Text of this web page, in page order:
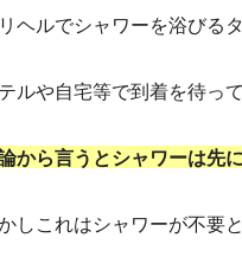
ヘルでシャワーを浴びる
ルや自宅等で到着を待っ
から言うとシャワーは先
しこれはシャワーが不要